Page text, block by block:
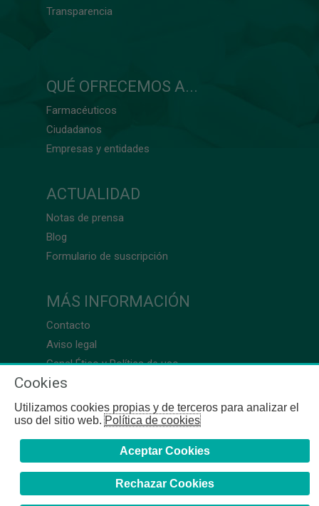
Transparencia
QUÉ OFRECEMOS A...
Farmacéuticos
Ciudadanos
Empresas y entidades
ACTUALIDAD
Notas de prensa
Blog
Formulario de suscripción
MÁS INFORMACIÓN
Contacto
Aviso legal
Canal Ético y Política de uso
Cookies
Utilizamos cookies propias y de terceros para analizar el
uso del sitio web.Política de cookies
Aceptar Cookies
Rechazar Cookies